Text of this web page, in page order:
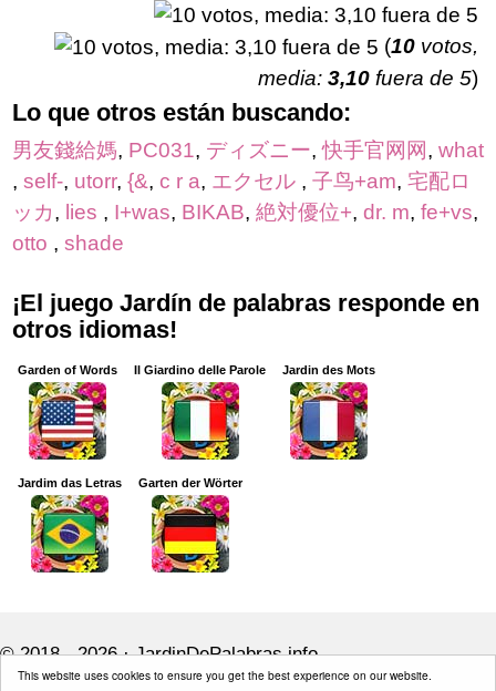
This website uses cookies to ensure you get the best experience on our website.
(10 votos,
media: 3,10 fuera de 5)
Lo que otros están buscando:
男友錢給媽, PC031, ディズニー,快手官网网, what
, self-, utorr, {&, c r a, エクセル , 子鸟+am, 宅配ロ
ッカ, lies , I+was, BIKAB, 絶対優位+, dr. m, fe+vs,
otto , shade
¡El juego Jardín de palabras responde en
otros idiomas!
Garden of Words Il Giardino delle Parole Jardin des Mots
Jardim das Letras Garten der Wörter
© 2018 - 2026 ·JardinDePalabras.info
JardinDePalabras.info is not affiliated with the applications mentioned on this site.